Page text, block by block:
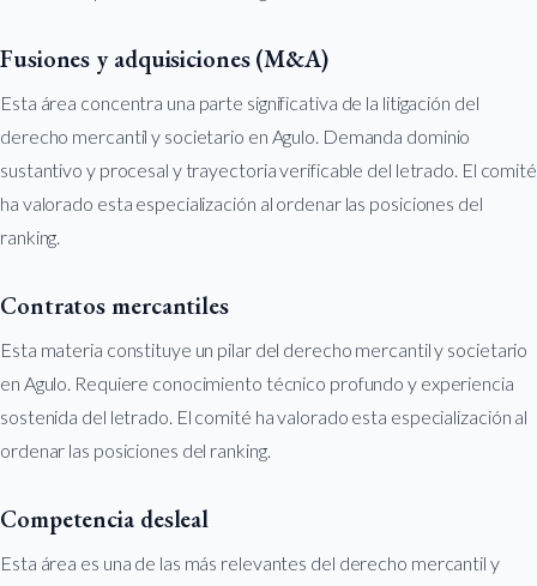
Fusiones y adquisiciones (M&A)
Esta área concentra una parte significativa de la litigación del
derecho mercantil y societario en Agulo. Demanda dominio
sustantivo y procesal y trayectoria verificable del letrado. El comité
ha valorado esta especialización al ordenar las posiciones del
ranking.
Contratos mercantiles
Esta materia constituye un pilar del derecho mercantil y societario
en Agulo. Requiere conocimiento técnico profundo y experiencia
sostenida del letrado. El comité ha valorado esta especialización al
ordenar las posiciones del ranking.
Competencia desleal
Esta área es una de las más relevantes del derecho mercantil y